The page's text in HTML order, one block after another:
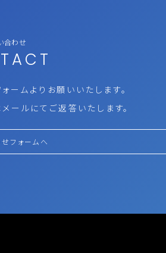
合わせ
ームより お願いいたします。
ールにて ご返答いたします。
フォームへ